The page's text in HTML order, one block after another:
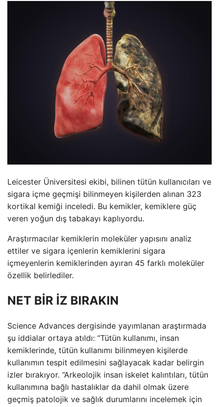
Leicester Üniversitesi ekibi, bilinen tütün kullanıcıları ve
sigara içme geçmişi bilinmeyen kişilerden alınan 323
kortikal kemiği inceledi. Bu kemikler, kemiklere güç
veren yoğun dış tabakayı kaplıyordu.
Araştırmacılar kemiklerin moleküler yapısını analiz
ettiler ve sigara içenlerin kemiklerini sigara
içmeyenlerin kemiklerinden ayıran 45 farklı moleküler
özellik belirlediler.
NET BİR İZ BIRAKIN
Science Advances dergisinde yayımlanan araştırmada
şu iddialar ortaya atıldı: “Tütün kullanımı, insan
kemiklerinde, tütün kullanımı bilinmeyen kişilerde
kullanımın tespit edilmesini sağlayacak kadar belirgin
izler bırakıyor. “Arkeolojik insan iskelet kalıntıları, tütün
kullanımına bağlı hastalıklar da dahil olmak üzere
geçmiş patolojik ve sağlık durumlarını incelemek için